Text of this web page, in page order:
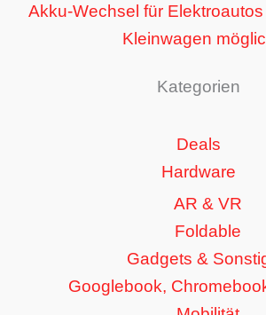
Akku-Wechsel für
Kleinwagen
Kategorien
Deals
Hardware
AR & VR
Foldable
Gadgets &
Googlebook,